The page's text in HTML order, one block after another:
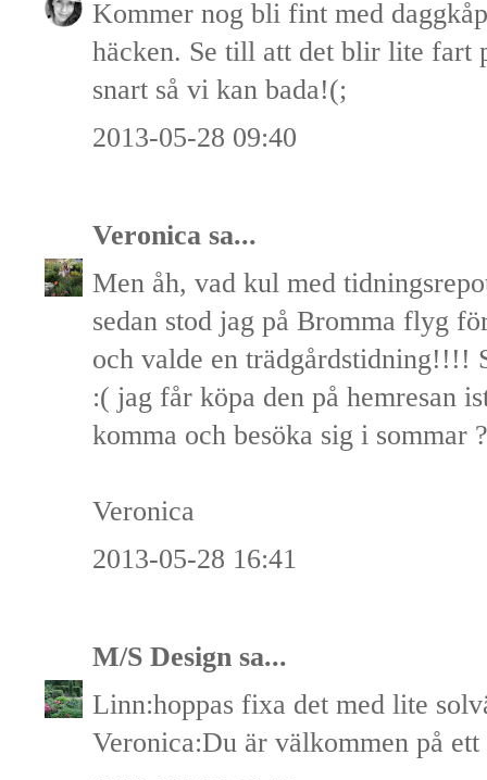
Kommer nog bli fint med
häcken. Se till att det blir lite fart
snart så vi kan bada!(;
2013-05-28 09:40
Veronica sa...
Men åh, vad kul med
sedan stod jag på Bromma flyg
och valde en trädgårdstidning!!!!
:( jag får köpa den på hemresan
komma och besöka sig i sommar
Veronica
2013-05-28 16:41
M/S Design sa...
Linn:hoppas fixa det med lite
Veronica:Du är välkommen på ett